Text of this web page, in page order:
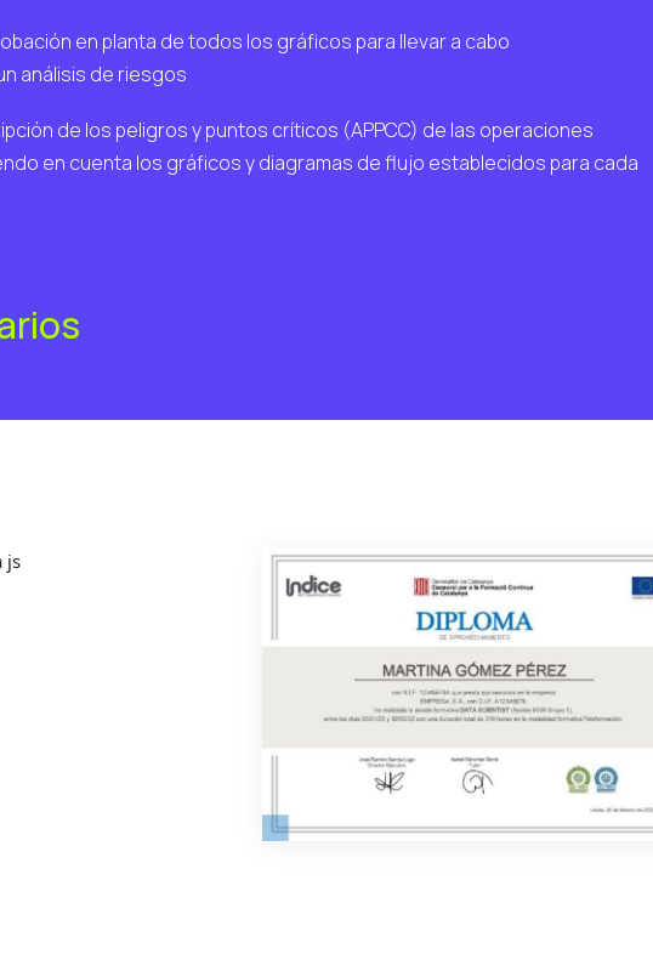
en planta de todos los gráficos para llevar a cabo
análisis de riesgos
de los peligros y puntos críticos (APPCC) de las operaciones
en cuenta los gráficos y diagramas de flujo establecidos para cada
js